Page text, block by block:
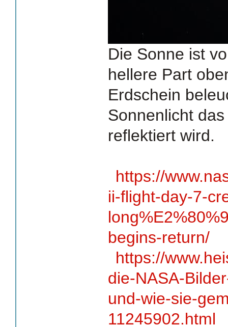
Die Sonne ist
hellere Part
Erdschein
Sonnenlicht
reflektiert wird.
https://
ii-flight-day-7-
begins-return/
https://
die-NASA-
und-wie-sie-
11245902.html